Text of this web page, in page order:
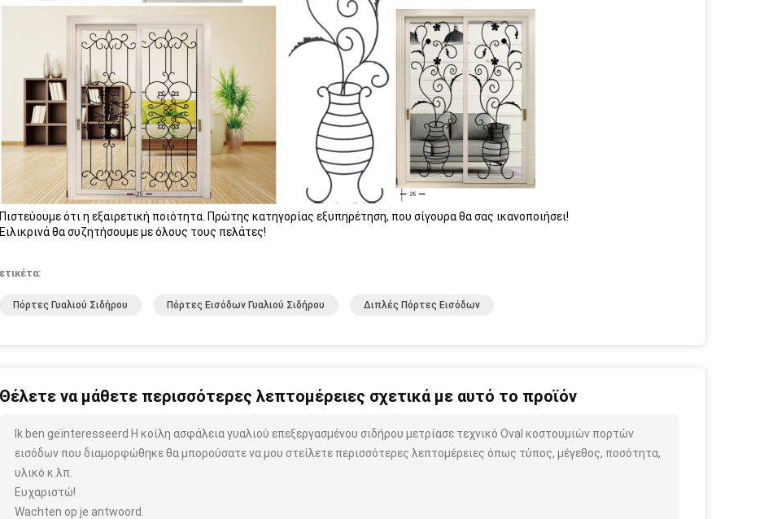
Πιστεύουμε ότι η εξαιρετική ποιότητα. Πρώτης κατηγορίας εξυπηρέτηση, που σίγουρα θα σας ικανοποιήσει!
Ειλικρινά θα συζητήσουμε με όλους τους πελάτες!
ετικέτα:
Πόρτες Γυαλιού Σιδήρου Πόρτες Εισόδων Γυαλιού Σιδήρου Διπλές Πόρτες Εισόδων
Θέλετε να μάθετε περισσότερες λεπτομέρειες σχετικά με αυτό το προϊόν
Ik ben geïnteresseerd Η κοίλη ασφάλεια γυαλιού επεξεργασμένου σιδήρου μετρίασε τεχνικό Oval κοστουμιών πορτών
εισόδων που διαμορφώθηκε θα μπορούσατε να μου στείλετε περισσότερες λεπτομέρειες όπως τύπος, μέγεθος, ποσότητα,
υλικό κ.λπ.
Ευχαριστώ!
Wachten op je antwoord.